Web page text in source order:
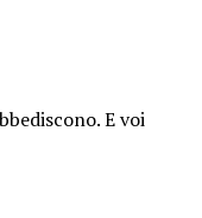
E voi